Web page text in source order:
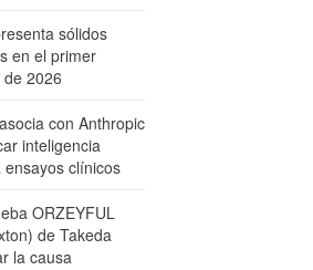
sólidos
en el primer
2026
con Anthropic
inteligencia
ensayos clínicos
ORZEYFUL
de Takeda
la causa